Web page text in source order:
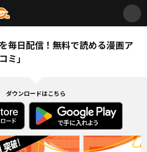
毎日配信！無料で読める漫画ア
ミ」
ダウンロードはこちら